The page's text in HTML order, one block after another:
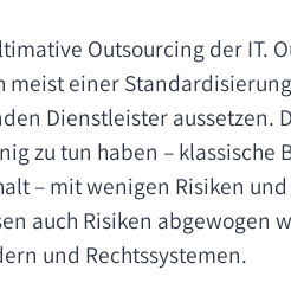
Outsourcing der IT.
meist einer
Dienstleister aussetzen.
zu tun haben – klassische
– mit wenigen Risiken
auch Risiken abgewogen
und Rechtssystemen.